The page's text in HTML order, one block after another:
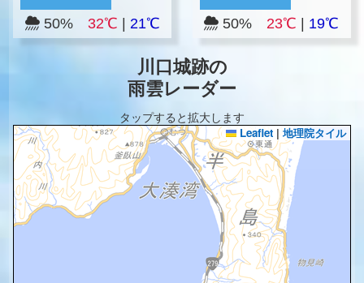
50% 32℃ 21℃ 50% 23℃ 19℃
川口城跡の
雨雲レーダー
タップすると拡大します
Leaflet | 地理院タイル